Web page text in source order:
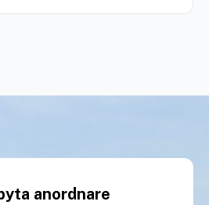
anordnare